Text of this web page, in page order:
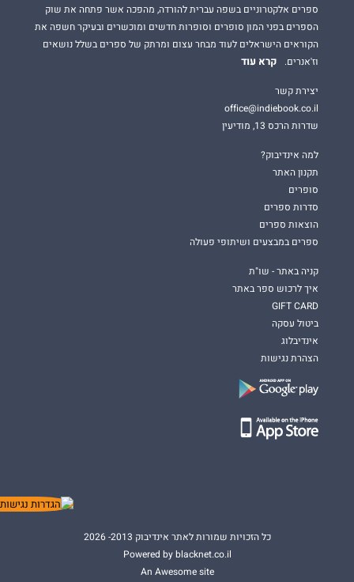
ספרים אלקטרוניים בשפה עברית להורדה, מהפכה אשר פתחה את שוק
הספרים בפני המון סופרים וסופרות חדשים ומוכשרים ובעיקר חשפה את
הקוראים הישראלים לעוד מבחר עצום ומרתק של ספרים בשלל נושאים
וז'אנרים.
קרא עוד
יצירת קשר
office@indiebook.co.il
שדרות הרכס 13, מודיעין
למה אינדיבוק?
תקנון האתר
סופרים
סדרות ספרים
הוצאות ספרים
ספרים במבצעים ושיתופי פעולה
קניה באתר - שו"ת
איך לרכוש ספר באתר
GIFT CARD
ביטול עסקה
אינדיבלוג
הצהרת נגישות
כל הזכויות שמורות לאתר אינדיבוק 2013- 2026
Powered by blacknet.co.il
An Awesome site